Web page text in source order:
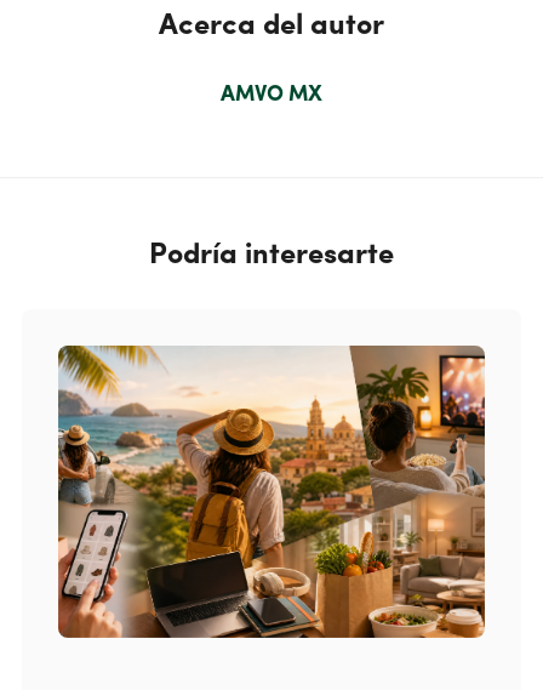
Acerca del autor
AMVO MX
Podría interesarte